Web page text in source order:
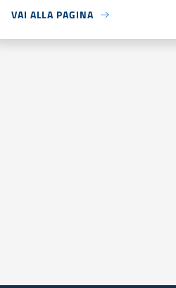
VAI ALLA PAGINA